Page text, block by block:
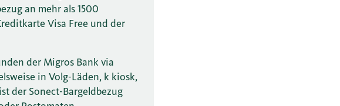
an mehr als 1500
Visa Free und der
der Migros Bank via
in Volg-Läden, k kiosk,
der Sonect-Bargeldbezug